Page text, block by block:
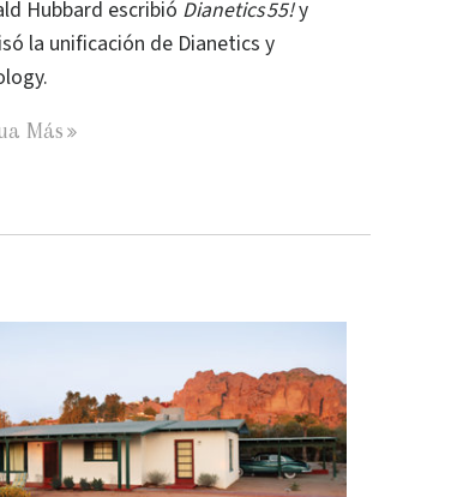
Hubbard escribió Dianetics 55!y
la unificación de Dianetics y
Más